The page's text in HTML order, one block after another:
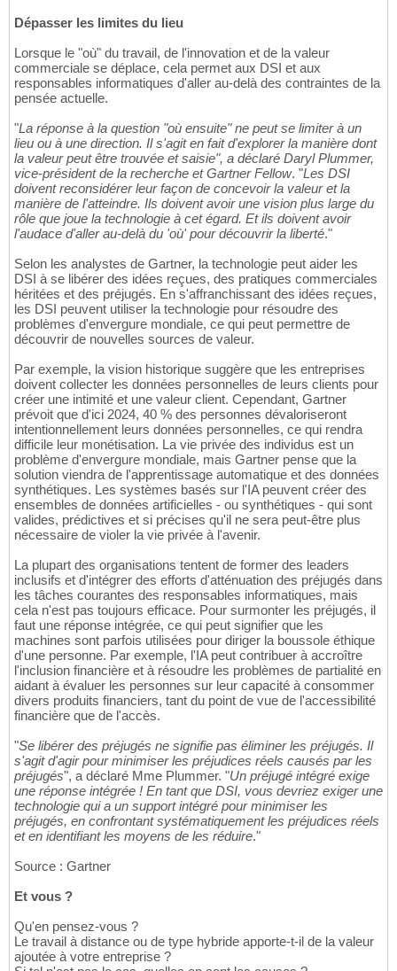
Dépasser les limites du lieu
Lorsque le "où" du travail, de l'innovation et de la valeur
commerciale se déplace, cela permet aux DSI et aux
responsables informatiques d'aller au-delà des contraintes de la
pensée actuelle.
"La réponse à la question "où ensuite" ne peut se limiter à un
lieu ou à une direction. Il s'agit en fait d'explorer la manière dont
la valeur peut être trouvée et saisie", a déclaré Daryl Plummer,
vice-président de la recherche et Gartner Fellow. "Les DSI
doivent reconsidérer leur façon de concevoir la valeur et la
manière de l'atteindre. Ils doivent avoir une vision plus large du
rôle que joue la technologie à cet égard. Et ils doivent avoir
l'audace d'aller au-delà du 'où' pour découvrir la liberté."
Selon les analystes de Gartner, la technologie peut aider les
DSI à se libérer des idées reçues, des pratiques commerciales
héritées et des préjugés. En s'affranchissant des idées reçues,
les DSI peuvent utiliser la technologie pour résoudre des
problèmes d'envergure mondiale, ce qui peut permettre de
découvrir de nouvelles sources de valeur.
Par exemple, la vision historique suggère que les entreprises
doivent collecter les données personnelles de leurs clients pour
créer une intimité et une valeur client. Cependant, Gartner
prévoit que d'ici 2024, 40 % des personnes dévaloriseront
intentionnellement leurs données personnelles, ce qui rendra
difficile leur monétisation. La vie privée des individus est un
problème d'envergure mondiale, mais Gartner pense que la
solution viendra de l'apprentissage automatique et des données
synthétiques. Les systèmes basés sur l'IA peuvent créer des
ensembles de données artificielles - ou synthétiques - qui sont
valides, prédictives et si précises qu'il ne sera peut-être plus
nécessaire de violer la vie privée à l'avenir.
La plupart des organisations tentent de former des leaders
inclusifs et d'intégrer des efforts d'atténuation des préjugés dans
les tâches courantes des responsables informatiques, mais
cela n'est pas toujours efficace. Pour surmonter les préjugés, il
faut une réponse intégrée, ce qui peut signifier que les
machines sont parfois utilisées pour diriger la boussole éthique
d'une personne. Par exemple, l'IA peut contribuer à accroître
l'inclusion financière et à résoudre les problèmes de partialité en
aidant à évaluer les personnes sur leur capacité à consommer
divers produits financiers, tant du point de vue de l'accessibilité
financière que de l'accès.
"Se libérer des préjugés ne signifie pas éliminer les préjugés. Il
s'agit d'agir pour minimiser les préjudices réels causés par les
préjugés", a déclaré Mme Plummer. "Un préjugé intégré exige
une réponse intégrée ! En tant que DSI, vous devriez exiger une
technologie qui a un support intégré pour minimiser les
préjugés, en confrontant systématiquement les préjudices réels
et en identifiant les moyens de les réduire."
Source : Gartner
Et vous ?
Qu'en pensez-vous ?
Le travail à distance ou de type hybride apporte-t-il de la valeur
ajoutée à votre entreprise ?